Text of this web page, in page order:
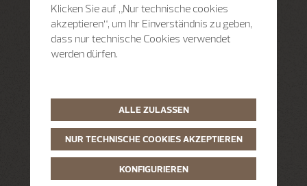
Klicken Sie auf „Nur technische cookies
akzeptieren“, um Ihr Einverständnis zu geben,
dass nur technische Cookies verwendet
werden dürfen.
ALLE ZULASSEN
NUR TECHNISCHE COOKIES AKZEPTIEREN
KONFIGURIEREN